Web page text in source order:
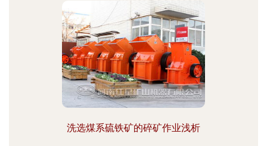
洗选煤系硫铁矿的碎矿作业浅析